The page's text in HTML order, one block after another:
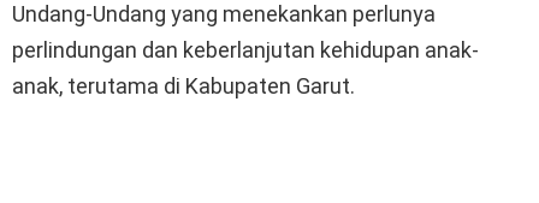
Undang-Undang yang menekankan perlunya
perlindungan dan keberlanjutan kehidupan anak-
anak, terutama di Kabupaten Garut.